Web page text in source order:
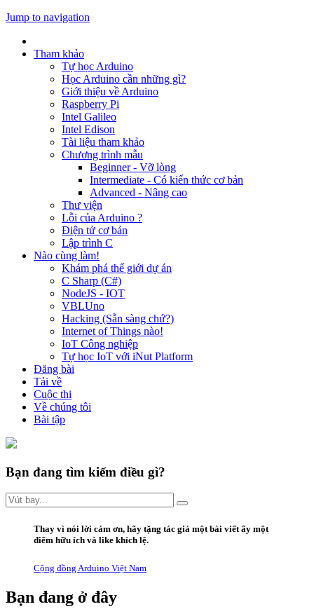
Jump to navigation
Tham khảo
Tự học Arduino
Học Arduino cần những gì?
Giới thiệu về Arduino
Raspberry Pi
Intel Galileo
Intel Edison
Tài liệu tham khảo
Chương trình mẫu
Beginner - Vỡ lòng
Intermediate - Có kiến thức cơ bản
Advanced - Nâng cao
Thư viện
Lỗi của Arduino ?
Điện tử cơ bản
Lập trình C
Nào cùng làm!
Khám phá thế giới dự án
C Sharp (C#)
NodeJS - IOT
VBLUno
Hacking (Sẵn sàng chứ?)
Internet of Things nào!
IoT Công nghiệp
Tự học IoT với iNut Platform
Đăng bài
Tải về
Cuộc thi
Về chúng tôi
Bài tập
Bạn đang tìm kiếm điều gì?
Thay vì nói lời cảm ơn, hãy tặng tác giả một bài viết ấy một
điểm hữu ích và like khích lệ.
Cộng đồng Arduino Việt Nam
Bạn đang ở đây